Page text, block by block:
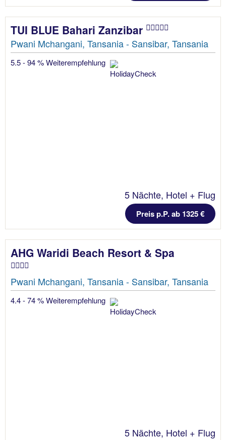
TUI BLUE Bahari Zanzibar
Pwani Mchangani, Tansania - Sansibar, Tansania
5.5 - 94 % Weiterempfehlung
5 Nächte, Hotel + Flug
Preis p.P. ab 1325 €
AHG Waridi Beach Resort & Spa
Pwani Mchangani, Tansania - Sansibar, Tansania
4.4 - 74 % Weiterempfehlung
5 Nächte, Hotel + Flug